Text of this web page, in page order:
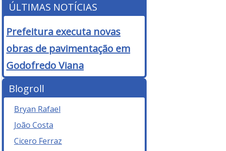
ÚLTIMAS NOTÍCIAS
Prefeitura executa novas
obras de pavimentação em
Godofredo Viana
Blogroll
Bryan Rafael
João Costa
Cicero Ferraz